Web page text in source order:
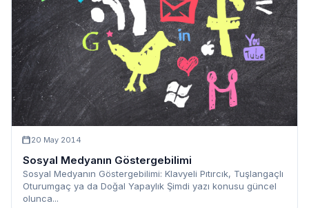
20 May 2014
Sosyal Medyanın Göstergebilimi
Sosyal Medyanın Göstergebilimi: Klavyeli Pıtırcık, Tuşlangaçlı
Oturumgaç ya da Doğal Yapaylık Şimdi yazı konusu güncel
olunca...